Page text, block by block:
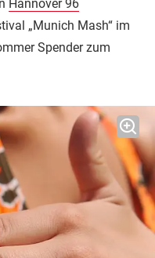
Hannover 96
„Munich Mash“ im
Spender zum